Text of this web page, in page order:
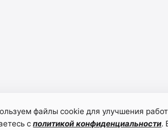
файлы cookie для улучшения
сполитикой конфиденциальности.